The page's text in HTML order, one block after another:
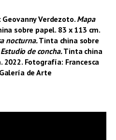
Verdezoto. Mapa
sobre papel. 83 x 113 cm.
nocturna.Tinta china sobre
Estudio de concha.Tinta china
2022. Fotografía: Francesca
de Arte